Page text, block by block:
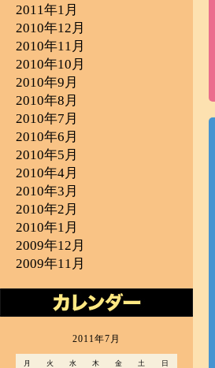
2011年1月
2010年12月
2010年11月
2010年10月
2010年9月
2010年8月
2010年7月
2010年6月
2010年5月
2010年4月
2010年3月
2010年2月
2010年1月
2009年12月
2009年11月
2011年7月
月 火 水 木 金 土 日